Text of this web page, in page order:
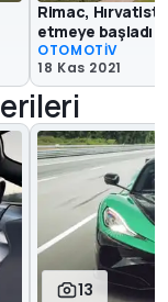
Rimac,
etmeye başladı
OTOMOTİV
18 Kas 2021
13